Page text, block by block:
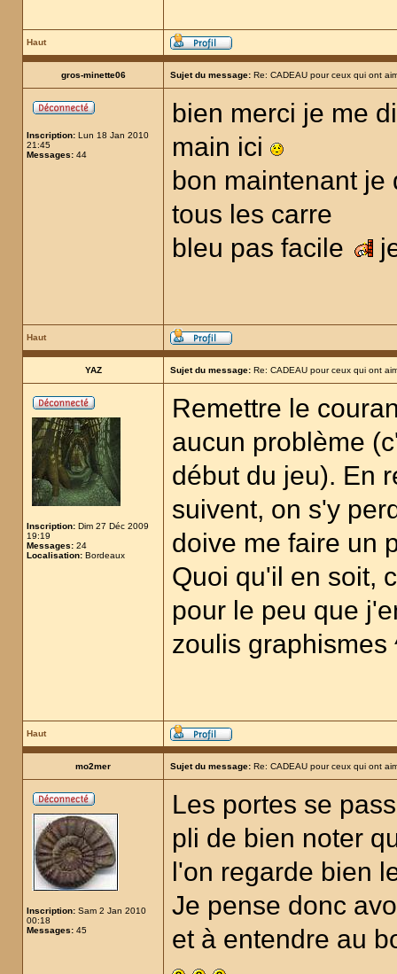
Haut
gros-minette06 Sujet du message: Re: CADEAU pour ceux qui ont
Inscription: Lun 18 Jan 2010
21:45
Messages: 44
bien merci je me
main ici
bon maintenant je
tous les carre
bleu pas facile
Haut
YAZ Sujet du message: Re: CADEAU pour ceux qui ont
Inscription: Dim 27 Déc 2009
19:19
Messages: 24
Localisation: Bordeaux
Remettre le
aucun problème
début du jeu). En
suivent, on s'y
doive me faire un
Quoi qu'il en soit,
pour le peu que
zoulis
Haut
mo2mer Sujet du message: Re: CADEAU pour ceux qui ont
Inscription: Sam 2 Jan 2010
00:18
Messages: 45
Les portes se
pli de bien noter
l'on regarde bien
Je pense donc
et à entendre au